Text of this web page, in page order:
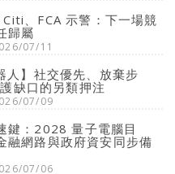
、FCA 示警：下一場競
歸屬
07/11
人】社交優先、放棄步
缺口的另類押注
07/09
鍵：2028 量子電腦目
融網路與政府資安同步備
07/06